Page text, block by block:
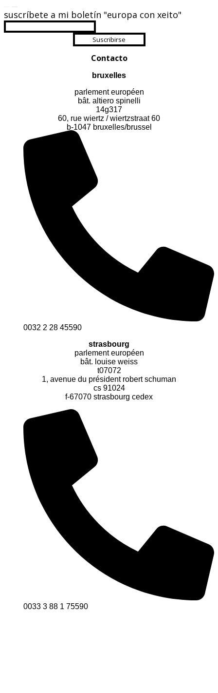
suscríbete a mi boletín "europa con xeito"
Suscribirse
Contacto
bruxelles
parlement européen
bât. altiero spinelli
14g317
60, rue wiertz / wiertzstraat 60
b-1047 bruxelles/brussel
0032 2 28 45590
strasbourg
parlement européen
bât. louise weiss
t07072
1, avenue du président robert schuman
cs 91024
f-67070 strasbourg cedex
0033 3 88 1 75590